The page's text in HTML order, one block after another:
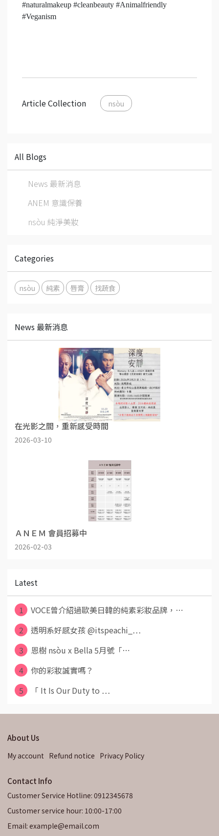
#naturalmakeup #cleanbeauty #Animalfriendly
#Veganism
Article Collection nsòu
All Blogs
News 最新消息
ANEM 意識保養
nsòu 純淨美妝
Categories
nsòu 純素 唇膏 找蔬食
News 最新消息
在光影之間，重新感受時間
2026-03-10
ＡＮＥＭ 會員招募中
2026-02-03
Latest
1
VOCE曾介紹過歐美日韓的純素彩妝品牌，⋯
2
透明系好感女孩 @itspeachi_⋯
3
恩樹 nsòu x Bella 5月號「⋯
4
你的彩妝誠實嗎？
5
「 It Is Our Duty to ⋯
About Us
My account Refund notice Privacy Policy
Contact Info
Customer Service Hotline: 0912345678
Customer service hour: 10:00-17:00
Email: example@email.com